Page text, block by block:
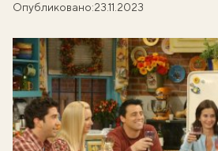
Опубликовано:23.11.2023